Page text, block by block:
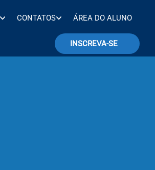
CONTATOS ÁREA DO ALUNO
INSCREVA-SE